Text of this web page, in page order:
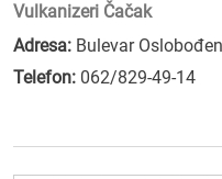
Vulkanizeri Čačak
Adresa: Bulevar
Telefon: 062/829-49-14